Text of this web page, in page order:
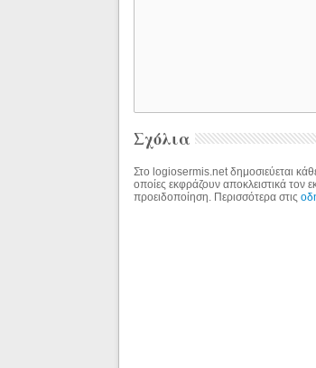
Σχόλια
Στο logiosermis.net δημοσιεύεται
οποίες εκφράζουν αποκλειστικά τον
προειδοποίηση. Περισσότερα στις